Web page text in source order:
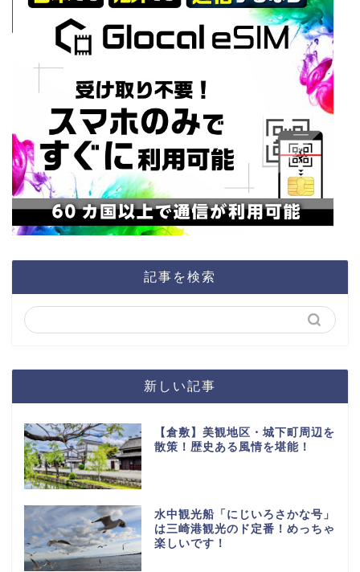
記事を検索
新しい記事
【倉敷】美観地区・城下町周辺を
散策！歴史ある風情を堪能！
水中観光船「にじいろさかな号」
は三崎港観光のド定番！めっちゃ
楽しいです！